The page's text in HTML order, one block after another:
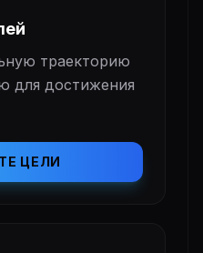
траекторию
для достижения
ЦЕЛИ